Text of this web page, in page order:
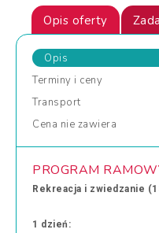
Opis oferty
Opis
Terminy i ceny
Transport
Cena nie zawiera
PROGRAM
Rekreacja i zwiedzanie
1 dzień: